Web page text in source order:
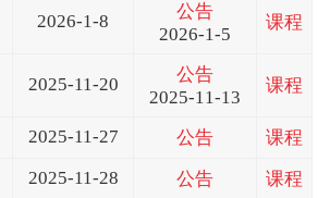
2026-1-8
公告
2026-1-5
课程
2025-11-20
公告
2025-11-13
课程
2025-11-27 公告
课程
2025-11-28 公告
课程